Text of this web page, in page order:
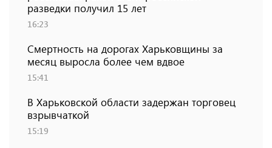
разведки получил 15 лет
16:23
Смертность на дорогах Харьковщины за
месяц выросла более чем вдвое
15:41
В Харьковской области задержан торговец
взрывчаткой
15:19